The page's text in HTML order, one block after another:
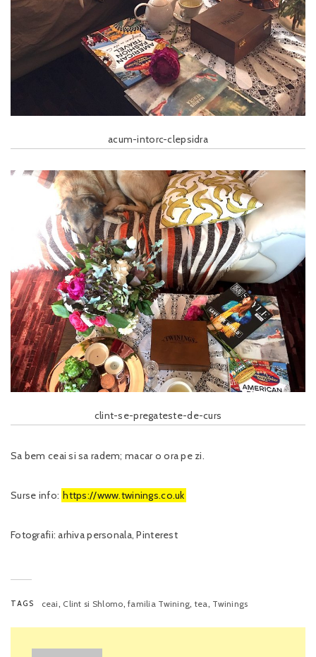
acum-intorc-clepsidra
clint-se-pregateste-de-curs
Sa bem ceai si sa radem; macar o ora pe zi.
Surse info: https://www.twinings.co.uk
Fotografii: arhiva personala, Pinterest
TAGS ceai, Clint si Shlomo,familia Twining, tea, Twinings